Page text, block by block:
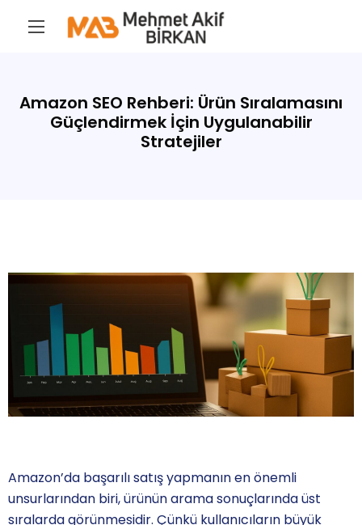
Amazon SEO Rehberi: Ürün Sıralamasını
Güçlendirmek İçin Uygulanabilir
Stratejiler
Amazon’da başarılı satış yapmanın en önemli
unsurlarından biri, ürünün arama sonuçlarında üst
sıralarda görünmesidir. Çünkü kullanıcıların büyük